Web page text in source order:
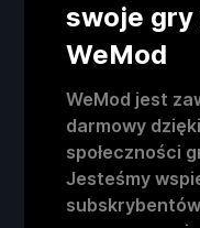
swoje gry
WeMod
WeMod jest
darmowy
społeczności
Jesteśmy